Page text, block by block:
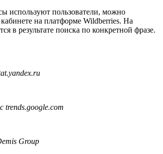
используют пользователи, можно
на платформе Wildberries. На
в результате поиска по конкретной фразе.
trends.google.com
Group